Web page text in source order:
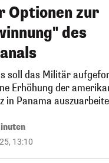
Optionen zur
des
soll das Militär
Erhöhung der
in Panama
13:10